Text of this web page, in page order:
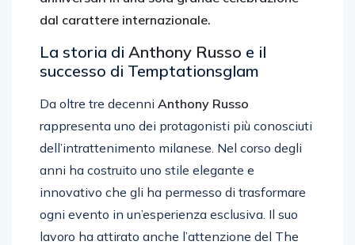
dal carattere internazionale.
La storia di Anthony Russo e il
successo di Temptationsglam
Da oltre tre decenni Anthony Russo
rappresenta uno dei protagonisti più conosciuti
dell’intrattenimento milanese. Nel corso degli
anni ha costruito uno stile elegante e
innovativo che gli ha permesso di trasformare
ogni evento in un’esperienza esclusiva. Il suo
lavoro ha attirato anche l’attenzione del The